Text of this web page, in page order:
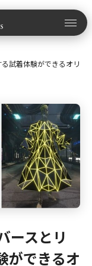
試着体験ができるオリ
ースとリ
ができるオ